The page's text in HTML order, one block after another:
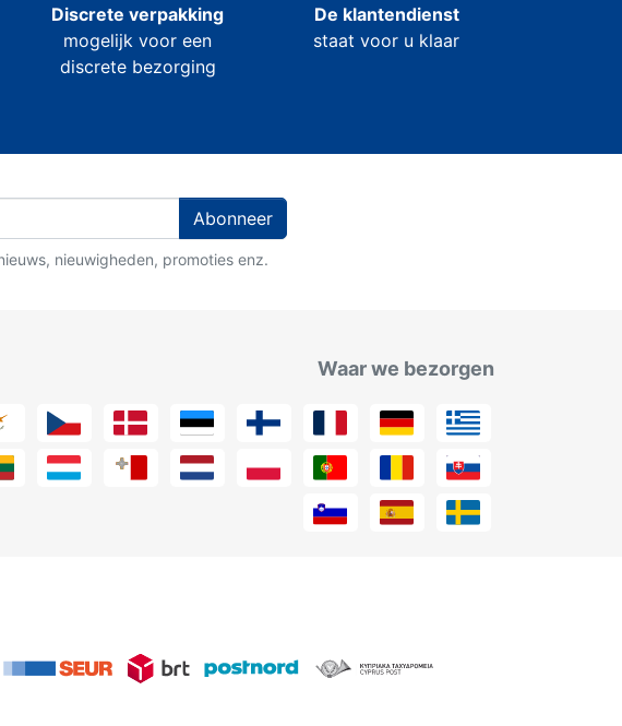
Discrete verpakking
mogelijk voor een
discrete bezorging
De klantendienst
staat voor u klaar
Abonneer
nieuwigheden, promoties enz.
Waar we bezorgen